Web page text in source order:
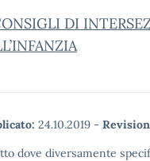
DI
24.10.2019 -
dove diversamente